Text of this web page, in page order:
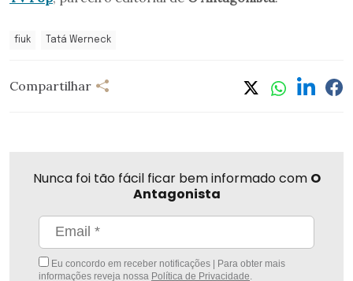
fiuk Tatá Werneck
Compartilhar
Nunca foi tão fácil ficar bem informado com O
Antagonista
Eu concordo em receber notificações | Para obter mais
informações reveja nossa Política de Privacidade.